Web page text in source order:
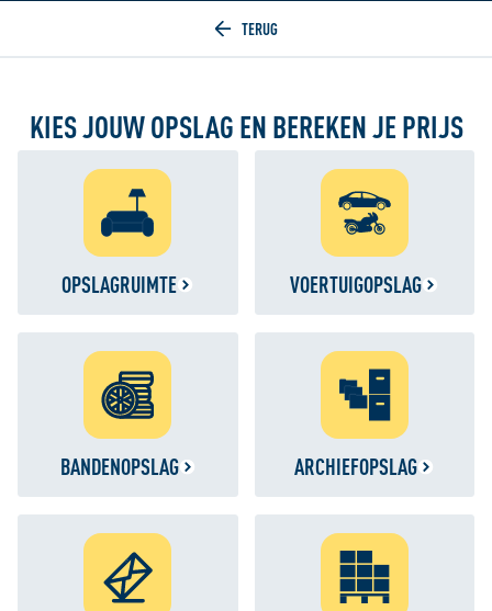
Home
KIES JOUW OPSLAG EN BEREKEN JE PRIJS
OPSLAGRUIMTE VOERTUIGOPSLAG
BANDENOPSLAG ARCHIEFOPSLAG